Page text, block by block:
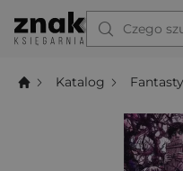
Czego
Katalog